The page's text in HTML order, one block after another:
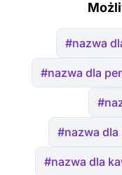
#nazwa
#nazwa dla
#nazwa
#nazwa dla